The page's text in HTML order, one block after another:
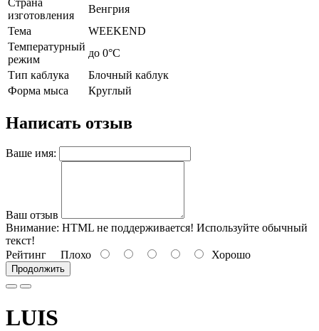
изготовления
Венгрия
Тема
WEEKEND
Температурный
режим
до 0°C
Тип каблука
Блочный каблук
Форма мыса
Круглый
Написать отзыв
Ваше имя:
Ваш отзыв
Внимание: HTML не поддерживается! Используйте обычный
текст!
Рейтинг Плохо Хорошо
Продолжить
LUIS